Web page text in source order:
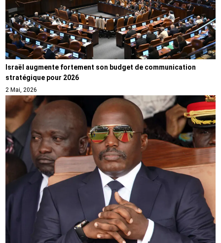
Israël augmente fortement son budget de communication
stratégique pour 2026
2 Mai, 2026